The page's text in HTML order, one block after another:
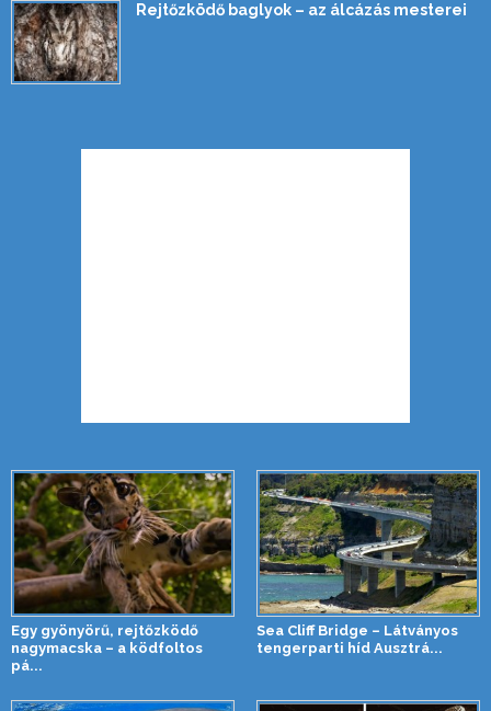
Rejtőzködő baglyok – az álcázás mesterei
Egy gyönyörű, rejtőzködő
nagymacska – a ködfoltos
pá...
Sea Cliff Bridge – Látványos
tengerparti híd Ausztrá...